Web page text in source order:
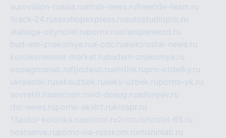
eurovision-russia.rustrah-news.rufreeride-team.ru
itrack-24.rusexshopexpress.ruautostudiopro.ru
alabuga-cityhotel.rupornv.ruatlantpereezd.ru
bud-em-znakomye.rua-cdc.ruelektrostal-news.ru
korolevremont-market.rubudem-znakomye.ru
oooagrosnab.rufpodaso.ruemfire.rupro-otdelky.ru
ukrasotki.ruseksuzbek.ruseks-uzbek.ruporno-vk.ru
sovratili.ruolecoon.ruvd-dosug.ruadonyev.ru
rbc-news.ruporno-skvirt.rukrospr.ru
13autor-kolonka.rusormol.ru2rich.ru hostel-65.ru
hostserve.ruporno-na-russkom.ru mishinlab.ru